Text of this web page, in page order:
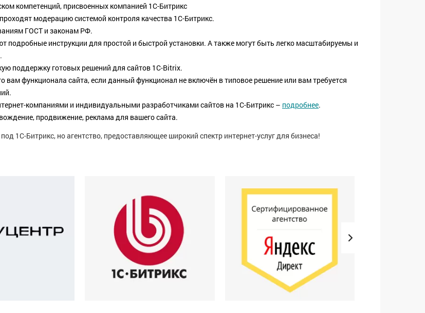
компетенций, присвоенных компанией 1С-Битрикс
модерацию системой контроля качества 1С-Битрикс.
ГОСТ и законам РФ.
подробные инструкции для простой и быстрой установки. А также могут быть легко масштабируемы и
поддержку готовых решений для сайтов 1С-Bitrix.
функционала сайта, если данный функционал не включён в типовое решение или вам требуется
компаниями и индивидуальными разработчиками сайтов на 1С-Битрикс – подробнее.
продвижение, реклама для вашего сайта.
1С-Битрикс, но агентство, предоставляющее широкий спектр интернет-услуг для бизнеса!